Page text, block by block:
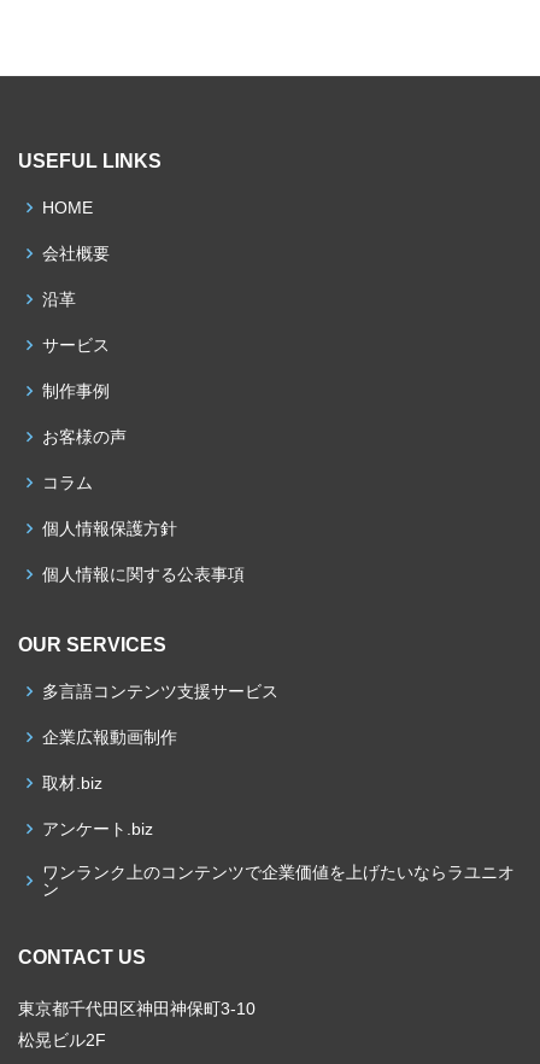
USEFUL LINKS
HOME
会社概要
沿革
サービス
制作事例
お客様の声
コラム
個人情報保護方針
個人情報に関する公表事項
OUR SERVICES
多言語コンテンツ支援サービス
企業広報動画制作
取材.biz
アンケート.biz
ワンランク上のコンテンツで企業価値を上げたいならラユニオ
ン
CONTACT US
東京都千代田区神田神保町3-10
松晃ビル2F